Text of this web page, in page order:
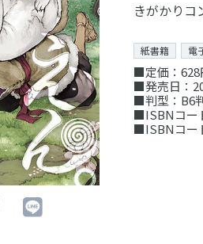
きがかりコ
紙書籍 電
■定価：628
■発売日：
■判型：B6
■ISBNコー
■ISBNコー